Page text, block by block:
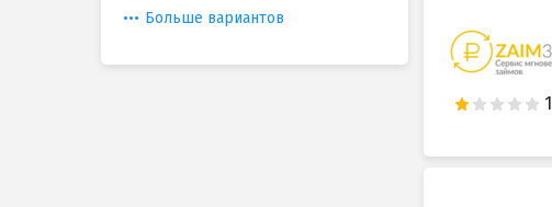
Больше вариантов